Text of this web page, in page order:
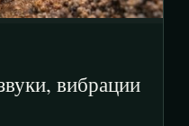
вибрации